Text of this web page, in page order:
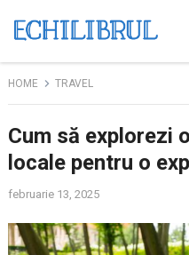
HOME TRAVEL
Cum să explorezi
locale pentru o
februarie 13, 2025